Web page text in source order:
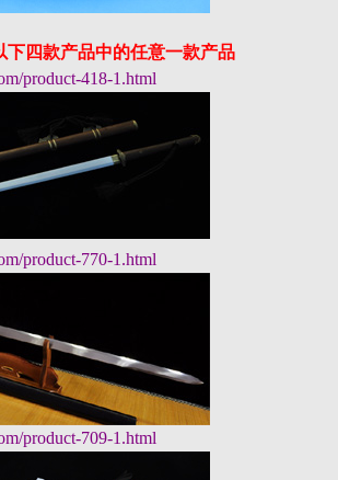
下四款产品中的任意一款产品
product-418-1.html
product-770-1.html
product-709-1.html